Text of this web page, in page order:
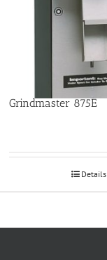
Grindmaster 875E
Details